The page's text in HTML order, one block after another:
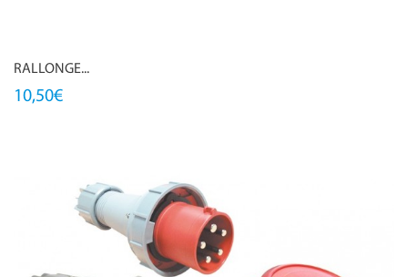
RALLONGE...
10,50€